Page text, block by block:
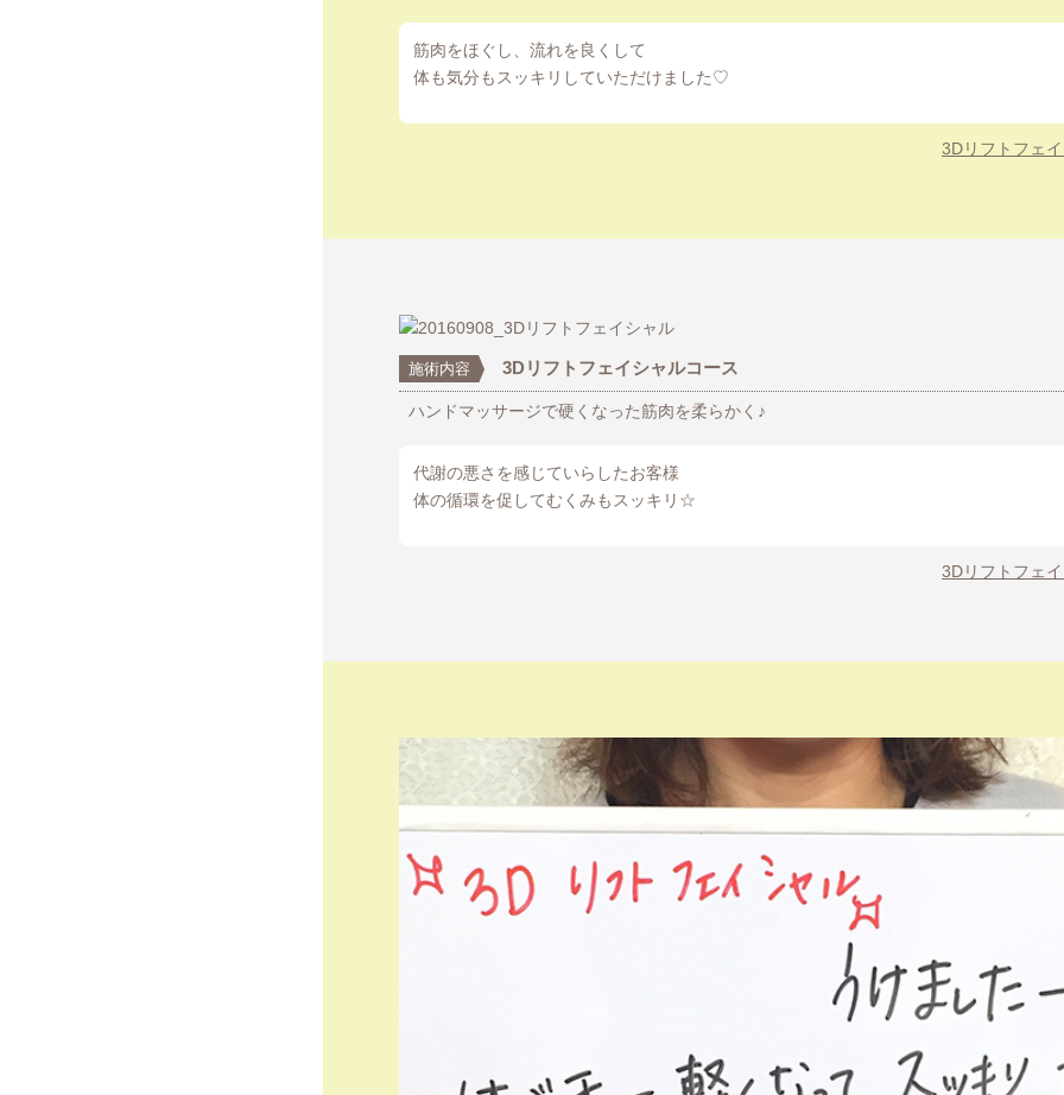
筋肉をほぐし、流れを良くして
体も気分もスッキリしていただけました♡
3Dリフトフェ
施術内容 3Dリフトフェイシャルコース
ハンドマッサージで硬くなった筋肉を柔らかく♪
代謝の悪さを感じていらしたお客様
体の循環を促してむくみもスッキリ☆
3Dリフトフェ